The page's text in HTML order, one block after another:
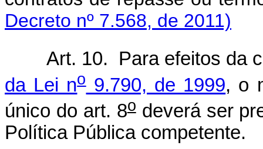
Decreto nº 7.568, de 2011)
Art. 10. Para efeitos da
da Lei no9.790, de 1999, o
único do art. 8odeverá ser
Política Pública competente.